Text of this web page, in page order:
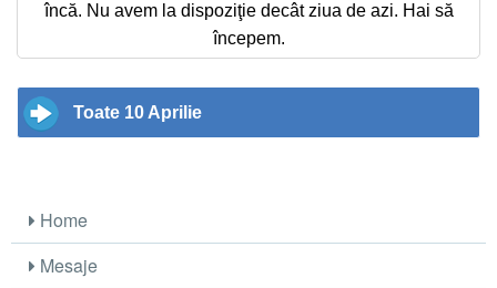
încă. Nu avem la dispoziţie decât ziua de azi. Hai să
începem.
Toate 10 Aprilie
Home
Mesaje